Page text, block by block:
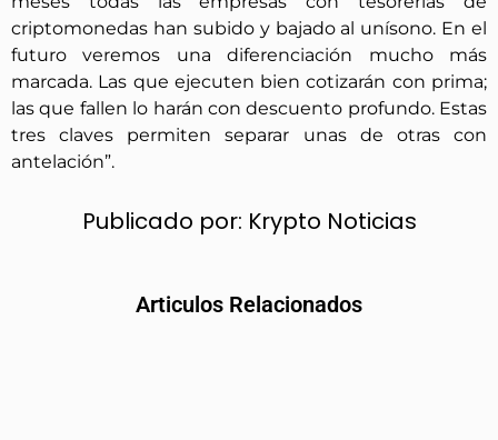
criptomonedas han subido y bajado al unísono. En el
futuro veremos una diferenciación mucho más
marcada. Las que ejecuten bien cotizarán con prima;
las que fallen lo harán con descuento profundo. Estas
tres claves permiten separar unas de otras con
antelación”.
Publicado por: Krypto Noticias
Articulos Relacionados